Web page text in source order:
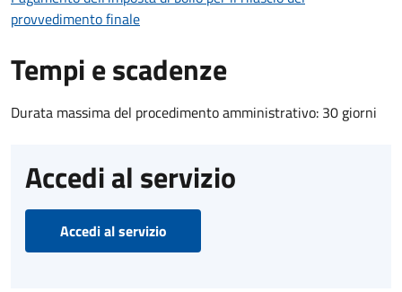
provvedimento finale
Tempi e scadenze
Durata massima del procedimento amministrativo: 30 giorni
Accedi al servizio
Accedi al servizio